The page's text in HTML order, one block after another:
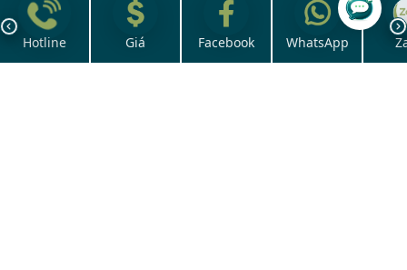
Hotline Giá Facebook WhatsApp